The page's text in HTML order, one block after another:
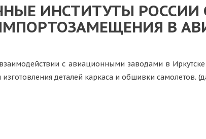
ИНСТИТУТЫ РОССИИ
В
с авиационными заводами в
изготовления деталей каркаса и обшивки самолетов.